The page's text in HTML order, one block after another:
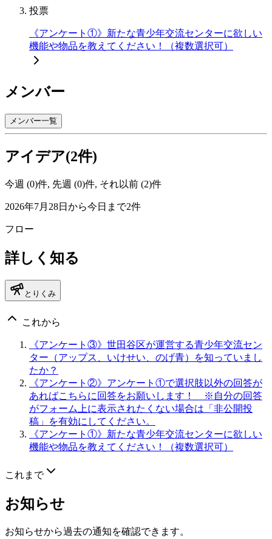
投票
《アンケート①》新たな青少年交流センターに欲しい
機能や物品を教えてください！（複数選択可）
メンバー
メンバー一覧
アイデア(2件)
今週 (0)件, 先週 (0)件, それ以前 (2)件
2026年7月28日から今日まで2件
フロー
詳しく知る
とりくみ
これから
《アンケート③》世田谷区が運営する青少年交流セン
ター（アップス、いけせい、のげ青）を知っていまし
たか？
《アンケート②》アンケート①で選択肢以外の回答が
あればこちらに回答をお願いします！ ※自分の回答
がフォーム上に表示されたくない場合は「非公開投
稿」を有効にしてください。
《アンケート①》新たな青少年交流センターに欲しい
機能や物品を教えてください！（複数選択可）
これまで
お知らせ
お知らせから過去の通知を確認できます。